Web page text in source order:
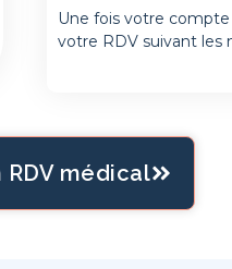
Une fois votre
votre RDV suivant les
RDV médical